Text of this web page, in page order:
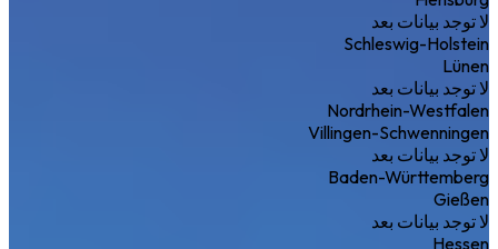
لا توجد بيانات بعد
Schleswig-Holstein
Lünen
لا توجد بيانات بعد
Nordrhein-Westfalen
Villingen-Schwenningen
لا توجد بيانات بعد
Baden-Württemberg
Gießen
لا توجد بيانات بعد
Hessen